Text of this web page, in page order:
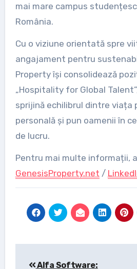
mai mare campus
România.
Cu o viziune orientată spre
angajament pentru
Property își consolidează
„Hospitality for Global
sprijină echilibrul dintre viața
personală și pun oamenii în
de lucru.
Pentru mai multe informații,
GenesisProperty.net /
Alfa Software: